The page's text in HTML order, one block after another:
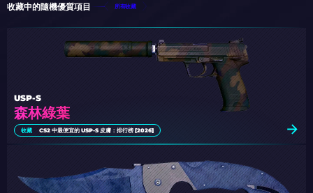
收藏中的隨機優質項目 所有收藏
森林綠葉
USP-S
收藏 CS2 中最便宜的 USP-S 皮膚：排行榜 [2026]